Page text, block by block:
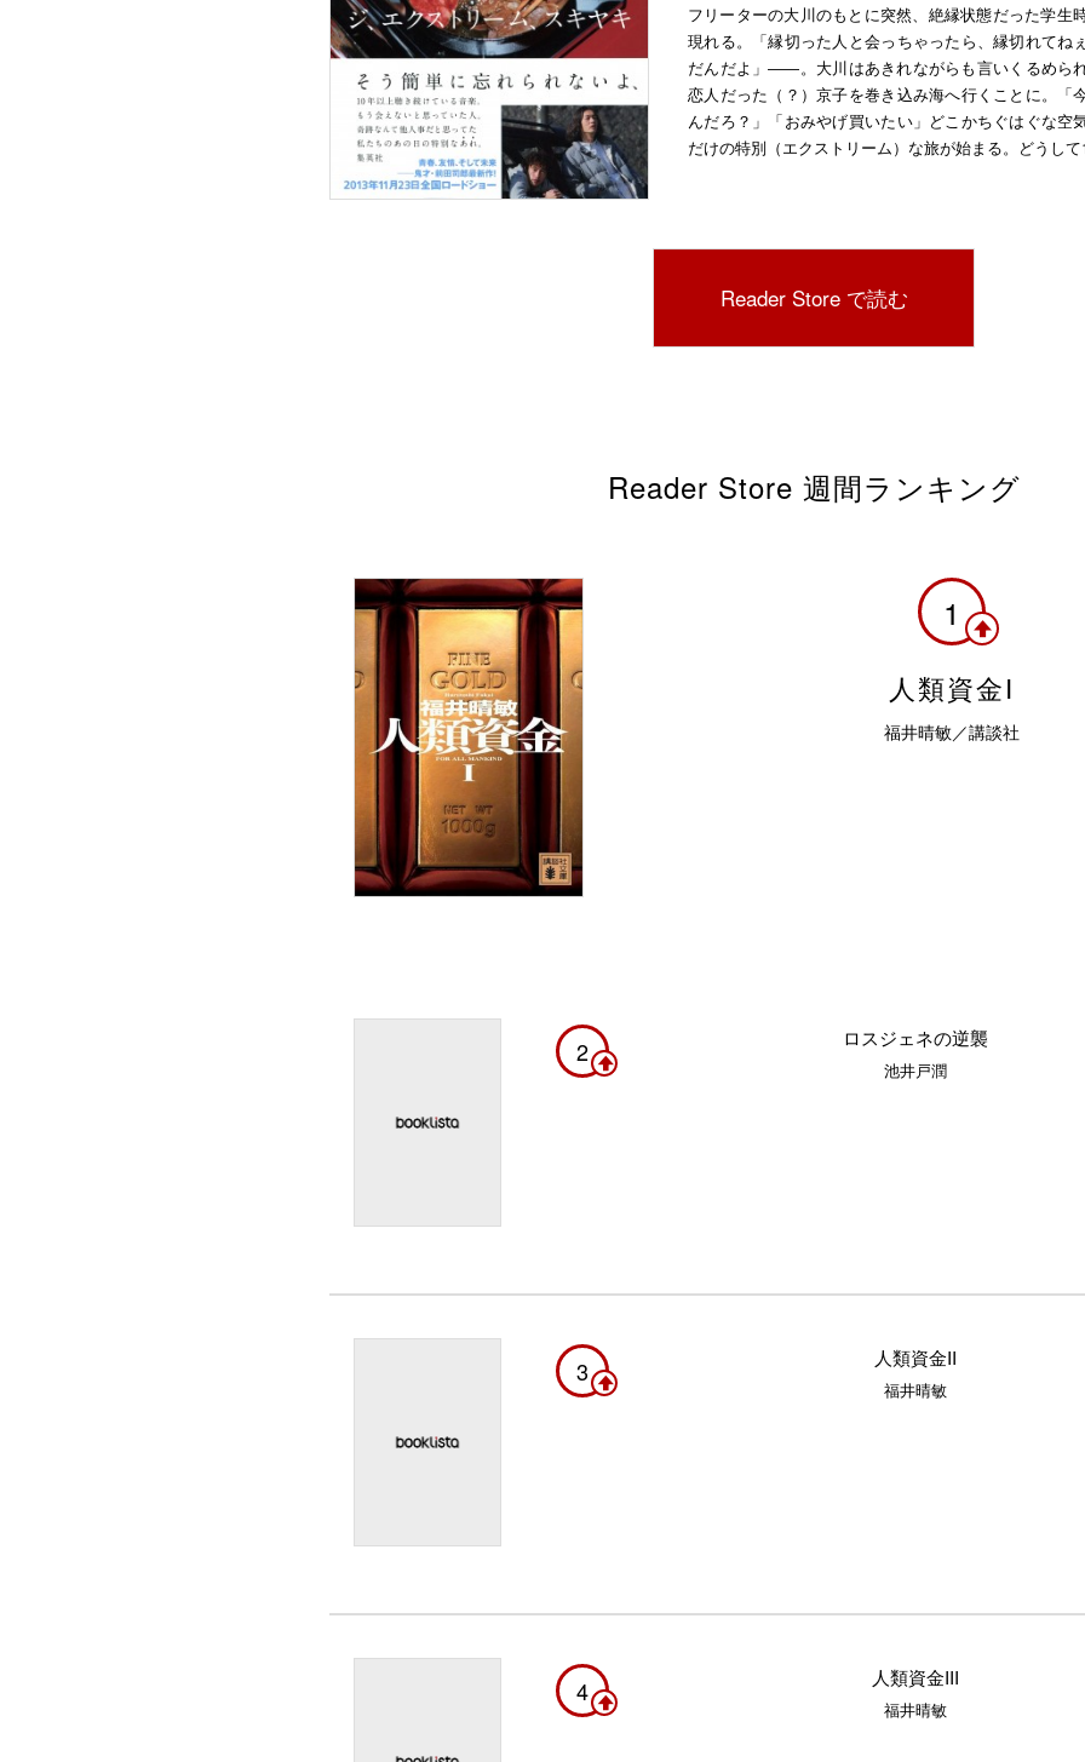
フリーターの大川のもとに突然、絶縁状態だった学生
現れる。「縁切った人と会っちゃったら、縁切れてね
だんだよ」――。大川はあきれながらも言いくるめら
恋人だった（？）京子を巻き込み海へ行くことに。「
んだろ？」「おみやげ買いたい」どこかちぐはぐな空
だけの特別（エクストリーム）な旅が始まる。どうし
Reader Store で読む
Reader Store 週間ランキング
1
人類資金I
福井晴敏／講談社
2 ロスジェネの逆襲
池井戸潤
3 人類資金II
福井晴敏
4 人類資金III
福井晴敏